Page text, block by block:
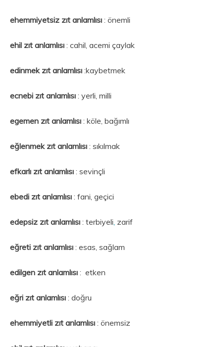
ehemmiyetsiz zıt anlamlısı : önemli
ehil zıt anlamlısı : cahil, acemi çaylak
edinmek zıt anlamlısı :kaybetmek
ecnebi zıt anlamlısı : yerli, milli
egemen zıt anlamlısı : köle, bağımlı
eğlenmek zıt anlamlısı : sıkılmak
efkarlı zıt anlamlısı : sevinçli
ebedi zıt anlamlısı : fani, geçici
edepsiz zıt anlamlısı : terbiyeli zarif
eğreti zıt anlamlısı : esas, sağlam
edilgen zıt anlamlısı : etken
eğri zıt anlamlısı : doğru
ehemmiyetli zıt anlamlısı : önemsiz